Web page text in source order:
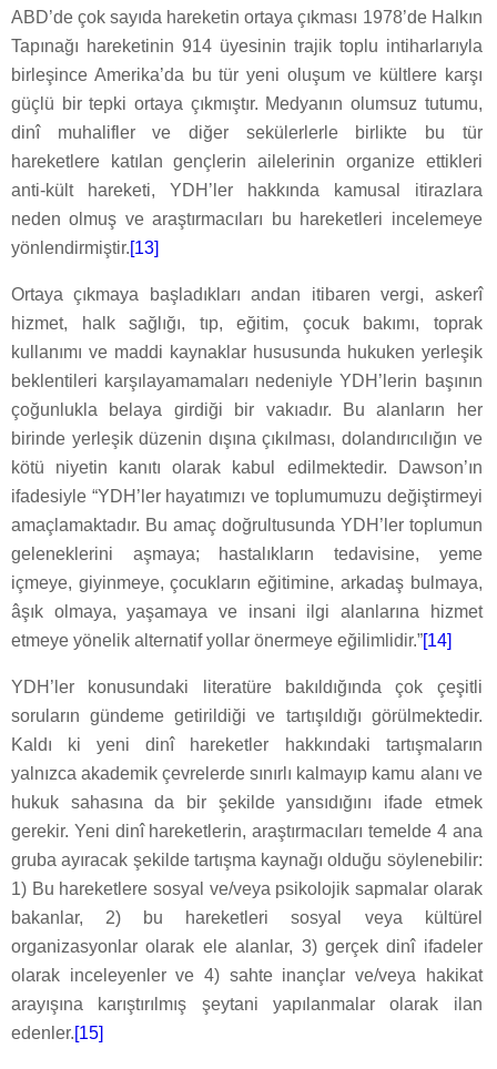
ABD’de çok sayıda hareketin ortaya çıkması 1978’de Halkın
Tapınağı hareketinin 914 üyesinin trajik toplu intiharlarıyla
birleşince Amerika’da bu tür yeni oluşum ve kültlere karşı
güçlü bir tepki ortaya çıkmıştır. Medyanın olumsuz tutumu,
dinî muhalifler ve diğer sekülerlerle birlikte bu tür
hareketlere katılan gençlerin ailelerinin organize ettikleri
anti-kült hareketi, YDH’ler hakkında kamusal itirazlara
neden olmuş ve araştırmacıları bu hareketleri incelemeye
yönlendirmiştir.[13]
Ortaya çıkmaya başladıkları andan itibaren vergi, askerî
hizmet, halk sağlığı, tıp, eğitim, çocuk bakımı, toprak
kullanımı ve maddi kaynaklar hususunda hukuken yerleşik
beklentileri karşılayamamaları nedeniyle YDH’lerin başının
çoğunlukla belaya girdiği bir vakıadır. Bu alanların her
birinde yerleşik düzenin dışına çıkılması, dolandırıcılığın ve
kötü niyetin kanıtı olarak kabul edilmektedir. Dawson’ın
ifadesiyle “YDH’ler hayatımızı ve toplumumuzu değiştirmeyi
amaçlamaktadır. Bu amaç doğrultusunda YDH’ler toplumun
geleneklerini aşmaya; hastalıkların tedavisine, yeme
içmeye, giyinmeye, çocukların eğitimine, arkadaş bulmaya,
âşık olmaya, yaşamaya ve insani ilgi alanlarına hizmet
etmeye yönelik alternatif yollar önermeye eğilimlidir.”[14]
YDH’ler konusundaki literatüre bakıldığında çok çeşitli
soruların gündeme getirildiği ve tartışıldığı görülmektedir.
Kaldı ki yeni dinî hareketler hakkındaki tartışmaların
yalnızca akademik çevrelerde sınırlı kalmayıp kamu alanı ve
hukuk sahasına da bir şekilde yansıdığını ifade etmek
gerekir. Yeni dinî hareketlerin, araştırmacıları temelde 4 ana
gruba ayıracak şekilde tartışma kaynağı olduğu söylenebilir:
1) Bu hareketlere sosyal ve/veya psikolojik sapmalar olarak
bakanlar, 2) bu hareketleri sosyal veya kültürel
organizasyonlar olarak ele alanlar, 3) gerçek dinî ifadeler
olarak inceleyenler ve 4) sahte inançlar ve/veya hakikat
arayışına karıştırılmış şeytani yapılanmalar olarak ilan
edenler.[15]